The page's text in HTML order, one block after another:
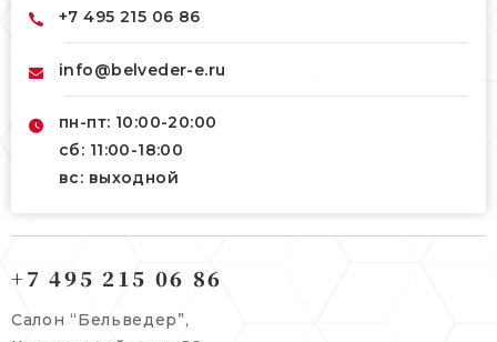
+7 495 215 06 86
info@belveder-e.ru
пн-пт: 10:00-20:00
сб: 11:00-18:00
вс: выходной
Берсеневский переулок, 3/10с7
+7 495 477 45 43
+7 495 215 06 86
Салон “Бельведер”,